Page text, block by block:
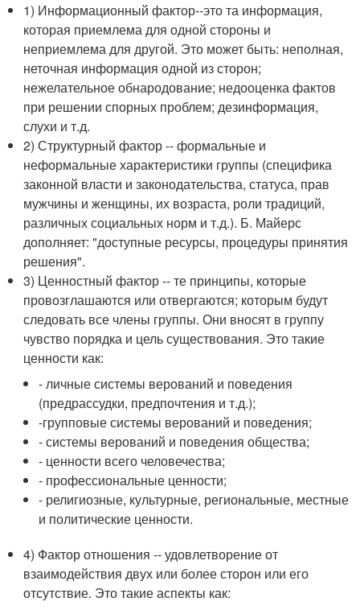
1) Информационный фактор--это та информация,
которая приемлема для одной стороны и
неприемлема для другой. Это может быть: неполная,
неточная информация одной из сторон;
нежелательное обнародование; недооценка фактов
при решении спорных проблем; дезинформация,
слухи и т.д.
2) Структурный фактор -- формальные и
неформальные характеристики группы (специфика
законной власти и законодательства, статуса, прав
мужчины и женщины, их возраста, роли традиций,
различных социальных норм и т.д.). Б. Майерс
дополняет: "доступные ресурсы, процедуры принятия
решения".
3) Ценностный фактор -- те принципы, которые
провозглашаются или отвергаются; которым будут
следовать все члены группы. Они вносят в группу
чувство порядка и цель существования. Это такие
ценности как:
- личные системы верований и поведения
(предрассудки, предпочтения и т.д.);
-групповые системы верований и поведения;
- системы верований и поведения общества;
- ценности всего человечества;
- профессиональные ценности;
- религиозные, культурные, региональные, местные
и политические ценности.
4) Фактор отношения -- удовлетворение от
взаимодействия двух или более сторон или его
отсутствие. Это такие аспекты как: